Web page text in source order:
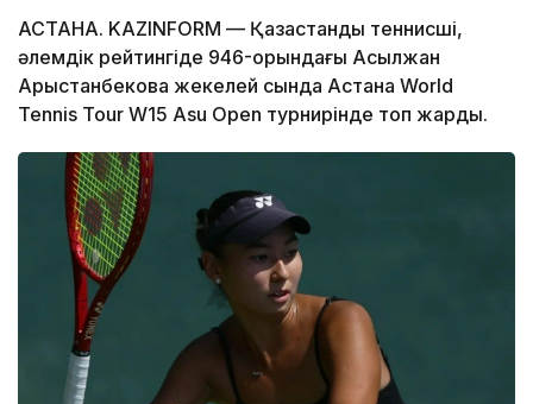
АСТАНА. KAZINFORM — Қазақстандық теннисші,
әлемдік рейтингіде 946-орындағы Асылжан
Арыстанбекова жекелей сында Астана World
Tennis Tour W15 Asu Open турнирінде топ жарды.